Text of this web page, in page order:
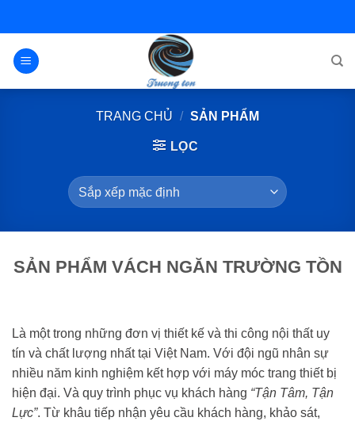
dung
TRANG CHỦ / SẢN PHẨM
LỌC
SẢN PHẨM VÁCH NGĂN TRƯỜNG TỒN
Là một trong những đơn vị thiết kế và thi công nội thất uy
tín và chất lượng nhất tại Việt Nam. Với đội ngũ nhân sự
nhiều năm kinh nghiệm kết hợp với máy móc trang thiết bị
hiện đại. Và quy trình phục vụ khách hàng “Tận Tâm, Tận
Lực”. Từ khâu tiếp nhận yêu cầu khách hàng, khảo sát,